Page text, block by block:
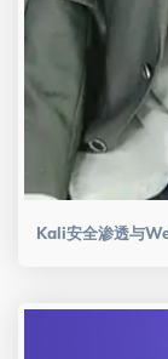
Kali安全渗透与